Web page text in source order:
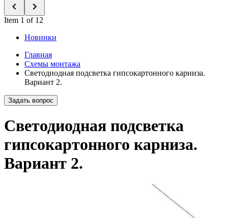
Item 1 of 12
Новинки
Главная
Схемы монтажа
Светодиодная подсветка гипсокартонного карниза.
Вариант 2.
Задать вопрос
Светодиодная подсветка
гипсокартонного карниза.
Вариант 2.